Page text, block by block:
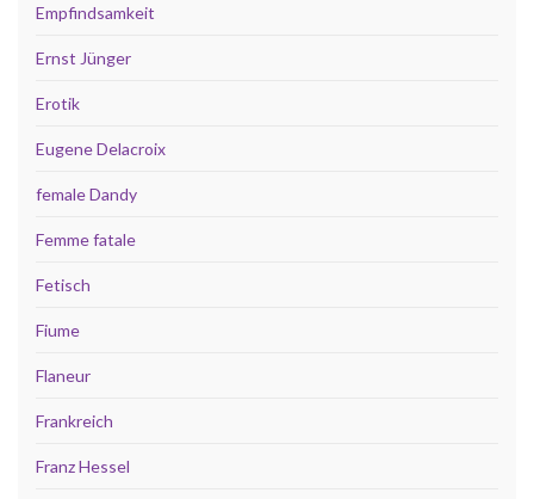
Empfindsamkeit
Ernst Jünger
Erotik
Eugene Delacroix
female Dandy
Femme fatale
Fetisch
Fiume
Flaneur
Frankreich
Franz Hessel